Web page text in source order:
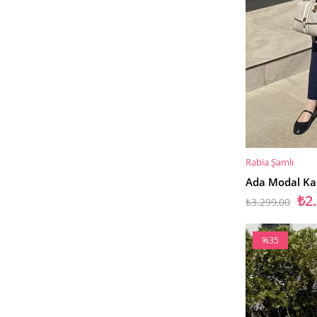
SEPETE EKLE
Rabia Şamlı
Ada Modal
₺3.299,00
%35
İndirim
%35İndirim